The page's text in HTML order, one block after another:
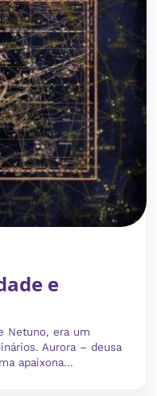
e
Netuno, era um
Aurora – deusa
apaixona...